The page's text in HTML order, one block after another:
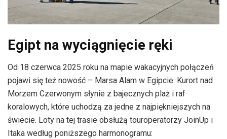
Egipt na wyciągnięcie ręki
Od 18 czerwca 2025 roku na mapie wakacyjnych połączeń
pojawi się też nowość – Marsa Alam w Egipcie. Kurort nad
Morzem Czerwonym słynie z bajecznych plaż i raf
koralowych, które uchodzą za jedne z najpiękniejszych na
świecie. Loty na tej trasie obsłużą touroperatorzy JoinUp i
Itaka według poniższego harmonogramu: